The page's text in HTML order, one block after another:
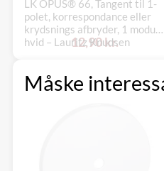
LK OPUS® 66, Tangent til 1-
polet, korrespondance eller
krydsnings afbryder, 1 modul,
hvid – Lauritz Knudsen
12,90 kr.
Måske